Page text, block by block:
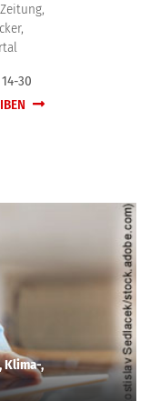
30
,